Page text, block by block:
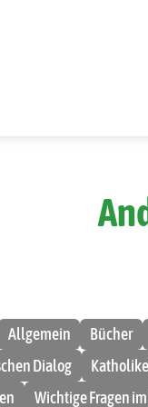
Allgemein Bücher
Dialog
Wichtige Fragen